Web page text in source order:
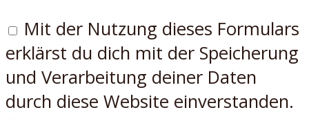
Mit der Nutzung dieses Formulars
erklärst du dich mit der Speicherung
und Verarbeitung deiner Daten
durch diese Website einverstanden.